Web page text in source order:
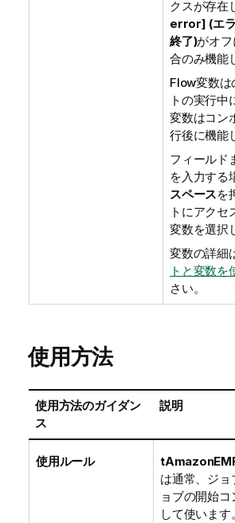
クスが存在
error] (エ
終了)がオ
合のみ機能
Flow変数は
トの実行
変数はコン
行後に機能
フィールド
を入力する
スペースを
トにアクセ
変数を選択
変数の詳細
トと変数を
さい。
使用方法
使用方法のガイダン
ス
説明
使用ルール
は通常、ジョ
ョブの開始コ
して使います。